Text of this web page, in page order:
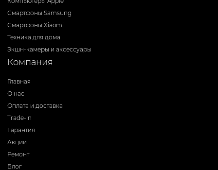
Смартфоны Samsung
Смартфоны Xiaomi
Техника для дома
Экшн-камеры и аксессуары
Компания
Главная
О нас
Оплата и доставка
Trade-in
Гарантия
Акции
Ремонт
Блог